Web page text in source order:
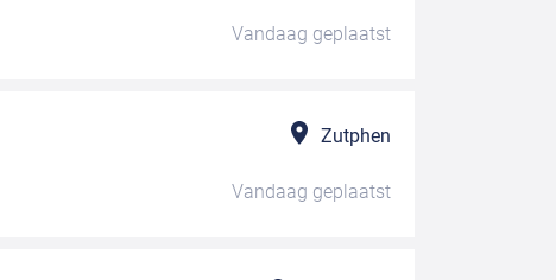
Vandaag geplaatst
Zutphen
Vandaag geplaatst